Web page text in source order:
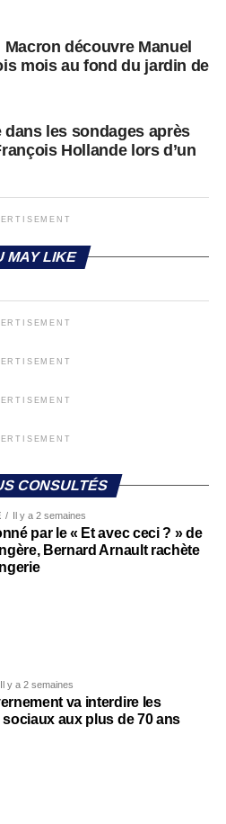
Macron découvre Manuel
mois au fond du jardin de
les sondages après
Hollande lors d’un
MAY LIKE
CONSULTÉS
Il y a 2 semaines
par le « Et avec ceci ? » de
Bernard Arnault rachète
Il y a 2 semaines
va interdire les
sociaux aux plus de 70 ans